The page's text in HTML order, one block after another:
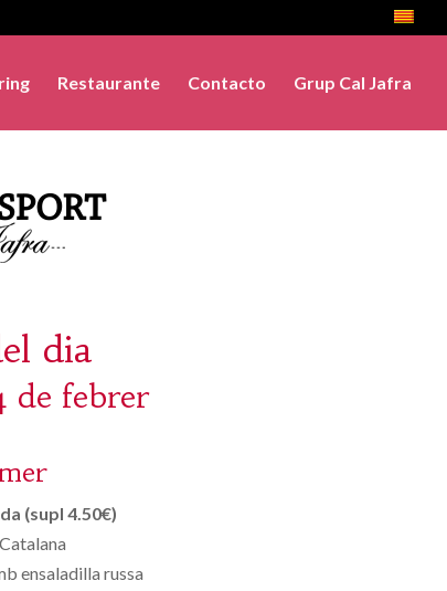
Restaurante Contacto Grup Cal Jafra
dia
de febrer
(supl 4.50€)
ensaladilla russa